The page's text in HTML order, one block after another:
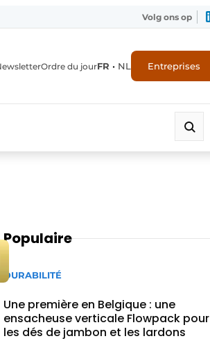
Volg ons op
Ordre du jourFR • NL Entreprises
Populaire
DURABILITÉ
Une première en Belgique : une
ensacheuse verticale Flowpack pour
les dés de jambon et les lardons